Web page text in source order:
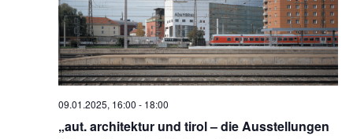
„aut. architektur und tirol – die Ausstellungen
09.01.2025, 16:00 - 18:00